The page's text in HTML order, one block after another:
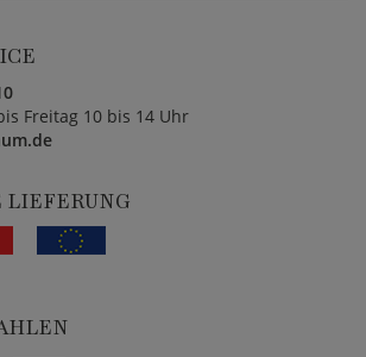
Freitag 10 bis 14 Uhr
LIEFERUNG